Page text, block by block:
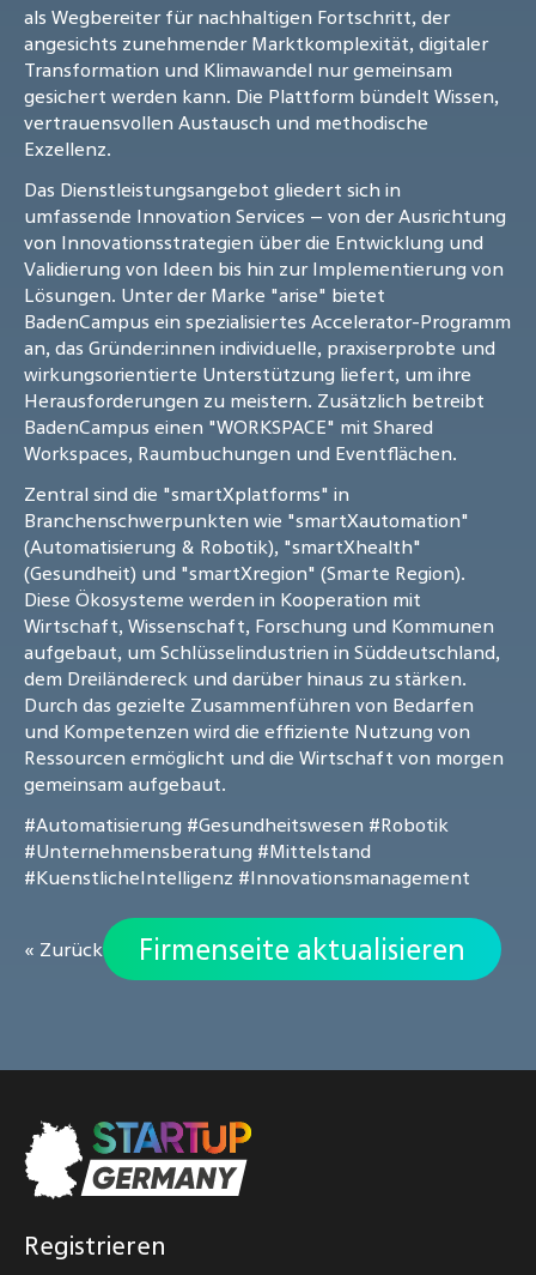
als Wegbereiter für nachhaltigen Fortschritt, der
angesichts zunehmender Marktkomplexität, digitaler
Transformation und Klimawandel nur gemeinsam
gesichert werden kann. Die Plattform bündelt Wissen,
vertrauensvollen Austausch und methodische
Exzellenz.
Das Dienstleistungsangebot gliedert sich in
umfassende Innovation Services – von der Ausrichtung
von Innovationsstrategien über die Entwicklung und
Validierung von Ideen bis hin zur Implementierung von
Lösungen. Unter der Marke "arise" bietet
BadenCampus ein spezialisiertes Accelerator-Programm
an, das Gründer:innen individuelle, praxiserprobte und
wirkungsorientierte Unterstützung liefert, um ihre
Herausforderungen zu meistern. Zusätzlich betreibt
BadenCampus einen "WORKSPACE" mit Shared
Workspaces, Raumbuchungen und Eventflächen.
Zentral sind die "smartXplatforms" in
Branchenschwerpunkten wie "smartXautomation"
(Automatisierung & Robotik), "smartXhealth"
(Gesundheit) und "smartXregion" (Smarte Region).
Diese Ökosysteme werden in Kooperation mit
Wirtschaft, Wissenschaft, Forschung und Kommunen
aufgebaut, um Schlüsselindustrien in Süddeutschland,
dem Dreiländereck und darüber hinaus zu stärken.
Durch das gezielte Zusammenführen von Bedarfen
und Kompetenzen wird die effiziente Nutzung von
Ressourcen ermöglicht und die Wirtschaft von morgen
gemeinsam aufgebaut.
#Automatisierung #Gesundheitswesen #Robotik
#Unternehmensberatung #Mittelstand
#KuenstlicheIntelligenz #Innovationsmanagement
« Zurück Firmenseite aktualisieren
Registrieren